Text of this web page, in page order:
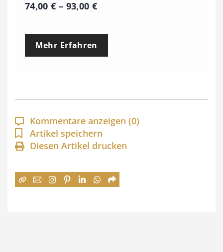
74,00€ – 93,00 €P
e
p
a
n
n
:
Mehr Erfahren
Kommentare anzeigen (0)
Artikel speichern
Diesen Artikel drucken